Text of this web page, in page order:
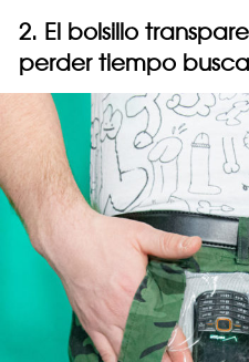
2. El bolsillo
perder tiempo